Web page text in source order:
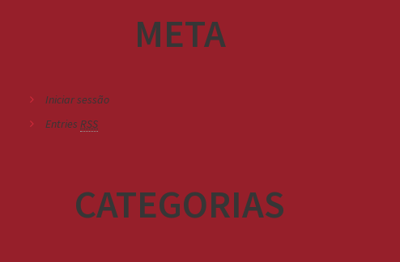
META
Iniciar sessão
Entries RSS
CATEGORIAS